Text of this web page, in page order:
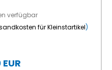
verfügbar
für Kleinstartikel)